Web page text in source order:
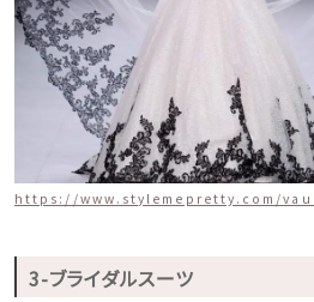
https://www.stylemepretty.com/
3-ブライダルスーツ